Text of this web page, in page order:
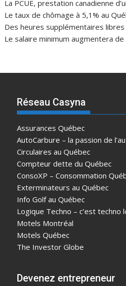
La PCUE, prestation canadienne
Le taux de chômage à 5,1% au
Des heures supplémentaires
Le salaire minimum augmentera
Réseau Casyna
Assurances Québec
AutoCarbure – la passion de
Circulaires au Québec
Compteur dette du Québec
ConsoXP – Consommation
Exterminateurs au Québec
Info Golf au Québec
Logique Techno – c’est techno
Motels Montréal
Motels Québec
The Investor Globe
Devenez entrepreneur